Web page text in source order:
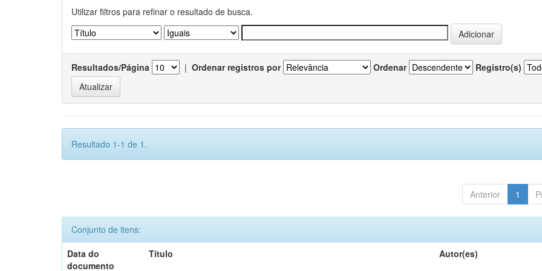
Utilizar filtros para refinar o resultado de busca.
Resultados/Página | Ordenar registros por Ordenar Registro(s)
Resultado 1-1 de 1.
Anterior 1
Conjunto de itens:
Data do
documento
Título Autor(es)